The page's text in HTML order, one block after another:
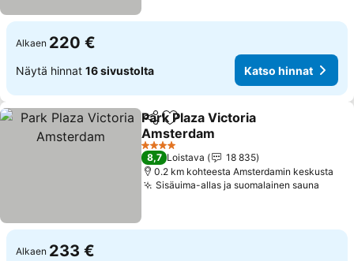
Alkaen 220 €
Näytä hinnat 16 sivustolta Katso hinnat
Jaa Lisää suosikkeihin
Park Plaza Victoria
Amsterdam
Katso hinnat
4 Tähtiluokitus
8,7 Loistava
18 835
0.2 km kohteesta Amsterdamin keskusta
Sisäuima-allas ja suomalainen sauna
Alkaen 233 €